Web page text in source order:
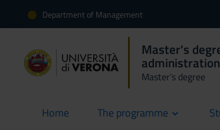
Department of Management
Master's
administration
Master’s degree
Home
current The programme